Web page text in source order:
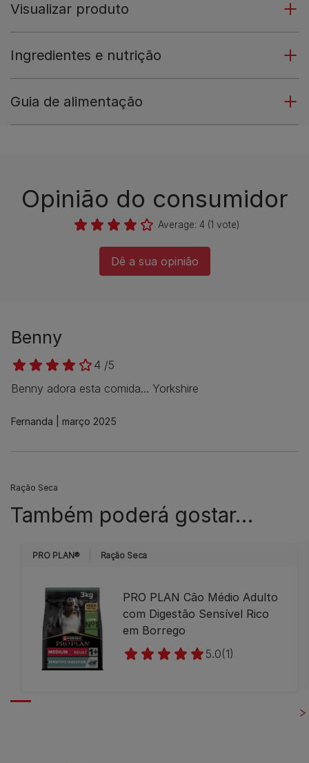
Visualizar produto
Ingredientes e nutrição
Guia de alimentação
Opinião do consumidor​
Average: 4 (1 vote)
Dê a sua opinião​
Benny
4 /5
Benny adora esta comida... Yorkshire
Fernanda março 2025
Ração Seca
Também poderá gostar…
PRO PLAN® Ração Seca
PRO PLAN Cão Médio Adulto
com Digestão Sensível Rico
em Borrego
5.0(1)